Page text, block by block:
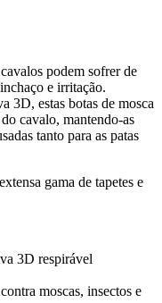
podem sofrer de
e irritação.
3D, estas botas de mosca
cavalo, mantendo-as
tanto para as patas
gama de tapetes e
3D respirável
moscas, insectos e